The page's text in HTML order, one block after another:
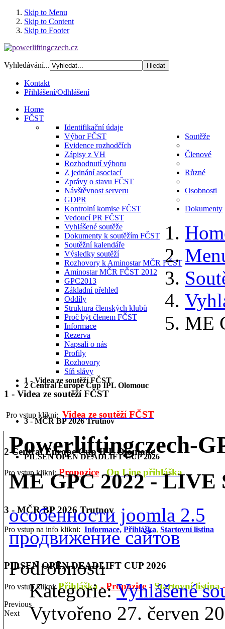
Skip to Menu
Skip to Content
Skip to Footer
Vyhledávání...
Kontakt
Přihlášení/Odhlášení
Home
FČST
Identifikační údaje
Výbor FČST
Evidence rozhodčích
Zápisy z VH
Rozhodnutí výboru
Z jednání asociací
Zprávy o stavu FČST
Návštěvnost serveru
GDPR
Kontrolní komise FČST
Vedoucí PR FČST
Soutěže
Vyhlášené soutěže
Dokumenty k soutěžím FČST
Soutěžní kalendáře
Výsledky soutěží
Rozhovory k Aminostar MČR FČST
Aminostar MČR FČST 2012
GPC2013
Členové
Základní přehled
Oddíly
Struktura členských klubů
Proč být členem FČST
Různé
Informace
Rezerva
Osobnosti
Napsali o nás
Profily
Rozhovory
Síň slávy
Dokumenty
ME
1 - Videa ze soutěží FČST
2 Central Europe Cup IPL Olomouc
3 - MČR BP 2026 Trutnov
PILSEN OPEN DEADLIFT CUP 2026
1 - Videa ze soutěží FČST
Pro vstup klikni: Videa ze soutěží FČST
2 Central Europe Cup IPL Olomouc
Pro vstup klikni: Propozice On Line přihláška
3 - MČR BP 2026 Trutnov
Pro vstup na info klikni: Informace, Přihláška, Startovní listina
PILSEN OPEN DEADLIFT CUP 2026
Pro vstup klikni:Přihláška -Propozice - Startovní listina
Previous
Next
Powerliftingczech-
ME GPC 2022 - LIVE
особенности joomla 2.5
продвижение сайтов
Podrobnosti
Kategorie:Vyhlášené
Vytvořeno 27. červen